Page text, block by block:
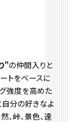
”の仲間入りと
トをベースに
強度を高めた
自分の好きなよ
、峠、景色、達